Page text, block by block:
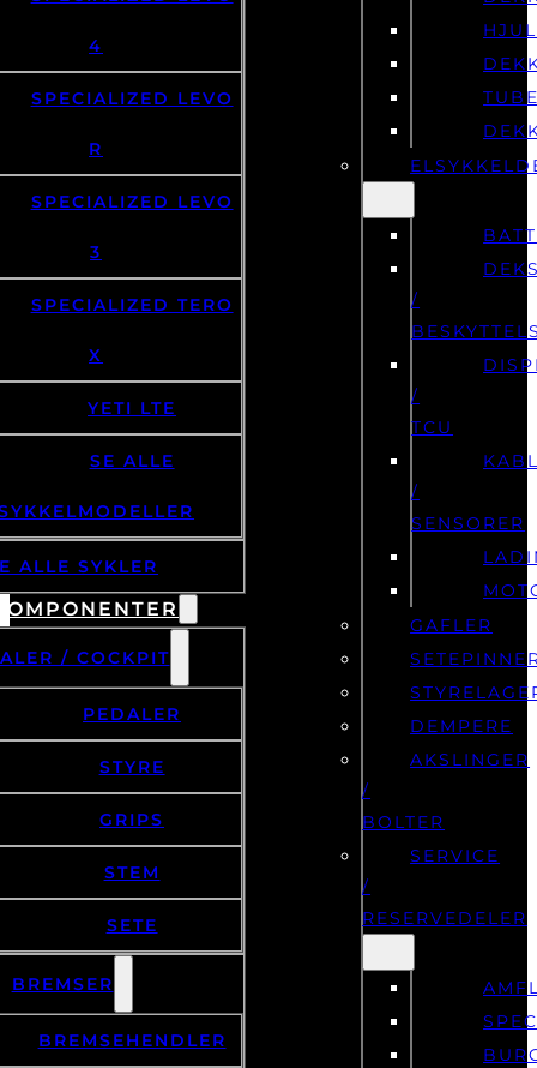
4
SPECIALIZED LEVO
R
SPECIALIZED LEVO
3
SPECIALIZED TERO
X
YETI LTE
SE ALLE
ALLE SYKLER
/ COCKPIT
PEDALER
STYRE
GRIPS
STEM
SETE
BREMSER
BREMSEHENDLER
HJUL
/
/
TCU
/
SENSORER
GAFLER
DEMPERE
AKSLINGER
/
BOLTER
SERVICE
/
RESERVEDELER